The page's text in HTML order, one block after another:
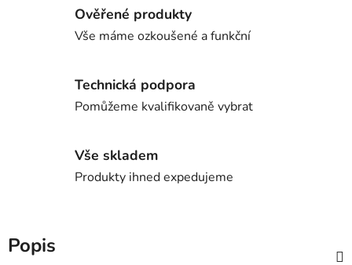
Ověřené produkty
Vše máme ozkoušené a funkční
Technická podpora
Pomůžeme kvalifikovaně vybrat
Vše skladem
Produkty ihned expedujeme
Popis